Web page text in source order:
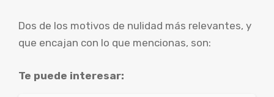
Dos de los motivos de nulidad más relevantes, y
que encajan con lo que mencionas, son:
Te puede interesar: